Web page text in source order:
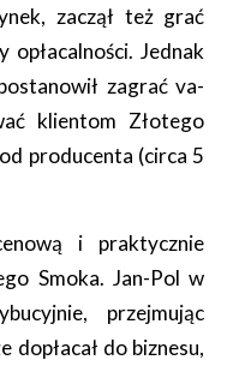
zaczął też grać
opłacalności. Jednak
zagrać va-
klientom Złotego
producenta (circa 5
i praktycznie
Smoka. Jan-Pol w
przejmując
dopłacał do biznesu,